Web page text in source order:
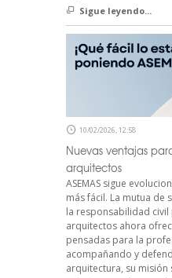
Sigue leyendo...
10/02/2026, 12:58
Nuevas ventajas
arquitectos
ASEMAS sigue
más fácil. La mutua de
la responsabilidad
arquitectos ahora
pensadas para la
acompañando y
arquitectura, su